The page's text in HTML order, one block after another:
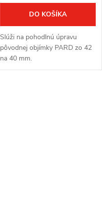
DO KOŠÍKA
Slúži na pohodlnú úpravu
pôvodnej objímky PARD zo 42
na 40 mm.